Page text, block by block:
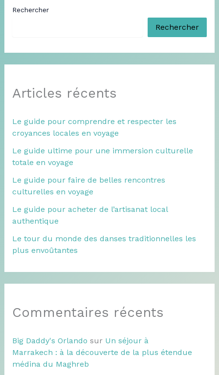
Rechercher
Rechercher
Articles récents
Le guide pour comprendre et respecter les
croyances locales en voyage
Le guide ultime pour une immersion culturelle
totale en voyage
Le guide pour faire de belles rencontres
culturelles en voyage
Le guide pour acheter de l’artisanat local
authentique
Le tour du monde des danses traditionnelles les
plus envoûtantes
Commentaires récents
Big Daddy's Orlando sur Un séjour à
Marrakech : à la découverte de la plus étendue
médina du Maghreb